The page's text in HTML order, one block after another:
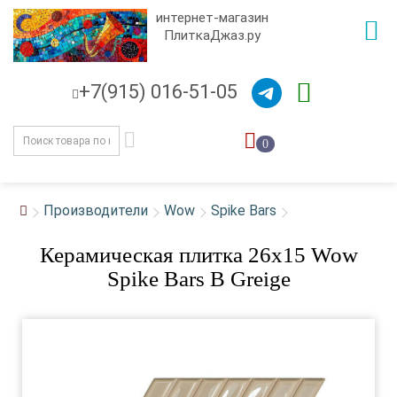
интернет-магазин
ПлиткаДжаз.ру
+7(915) 016-51-05
0
Производители Wow Spike Bars
Керамическая плитка 26x15 Wow
Spike Bars B Greige